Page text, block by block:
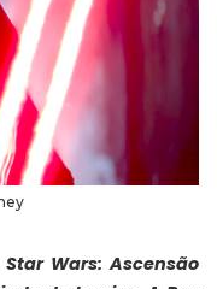
Wars: Ascensão